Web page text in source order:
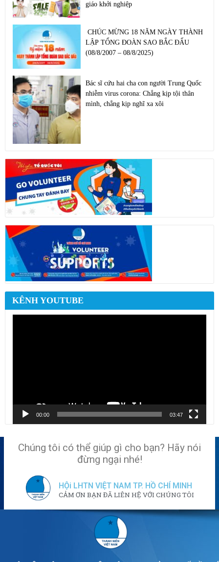
giáo khởi nghiệp
CHÚC MỪNG 18 NĂM NGÀY THÀNH
LẬP TỔNG ĐOÀN SAO BẮC ĐẨU
(08/8/2007 – 08/8/2025)
Bác sĩ cứu hai cha con người Trung Quốc
nhiễm virus corona: Chẳng kịp tội thân
mình, chẳng kịp nghĩ xa xôi
KÊNH YOUTUBE
00:00 03:47
Chúng tôi có thể giúp gì cho bạn? Hãy nói
đừng ngại nhé!
HỘi LHTN VIỆT NAM TP. HỒ CHÍ MINH
CẢM ƠN BẠN ĐÃ LIÊN HỆ VỚI CHÚNG TÔI